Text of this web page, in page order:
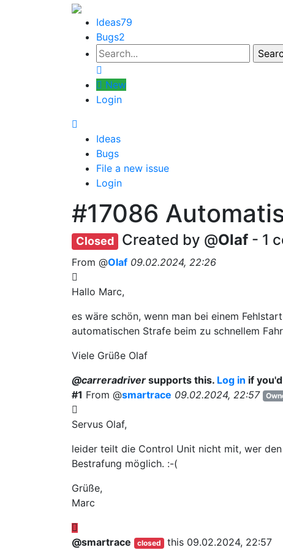
Ideas79
Bugs2
New
Login
Ideas
Bugs
File a new issue
Login
#17086
Closed Created by @Olaf - 1
From @Olaf 09.02.2024, 22:26
Hallo Marc,
es wäre schön, wenn man bei einem
automatischen Strafe beim zu schnellem
Viele Grüße Olaf
@carreradriver supports this. Log in if
#1 From @smartrace 09.02.2024, 22:57
Servus Olaf,
leider teilt die Control Unit nicht mit, wer
Bestrafung möglich. :-(
Grüße,
Marc
@smartrace closed this 09.02.2024, 22:57